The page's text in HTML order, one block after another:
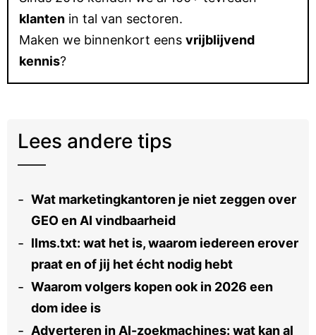
klanten in tal van sectoren.
Maken we binnenkort eens vrijblijvend
kennis?
Lees andere tips
Wat marketingkantoren je niet zeggen over
GEO en AI vindbaarheid
llms.txt: wat het is, waarom iedereen erover
praat en of jij het écht nodig hebt
Waarom volgers kopen ook in 2026 een
dom idee is
Adverteren in AI-zoekmachines: wat kan al